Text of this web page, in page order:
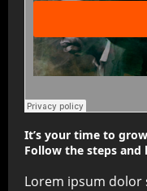
It’s your time to
Follow the steps
Lorem ipsum